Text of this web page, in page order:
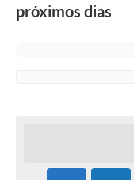
próximos dias